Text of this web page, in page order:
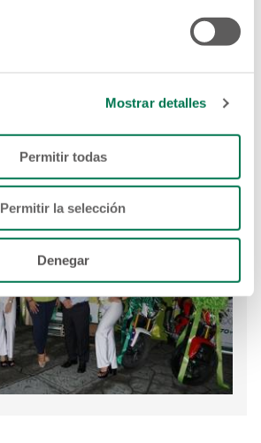
Mostrar detalles
Permitir todas
Permitir la selección
Denegar